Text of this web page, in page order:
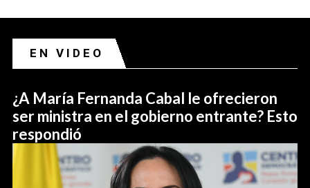
EN VIDEO
¿A María Fernanda Cabal le ofrecieron
ser ministra en el gobierno entrante? Esto
respondió